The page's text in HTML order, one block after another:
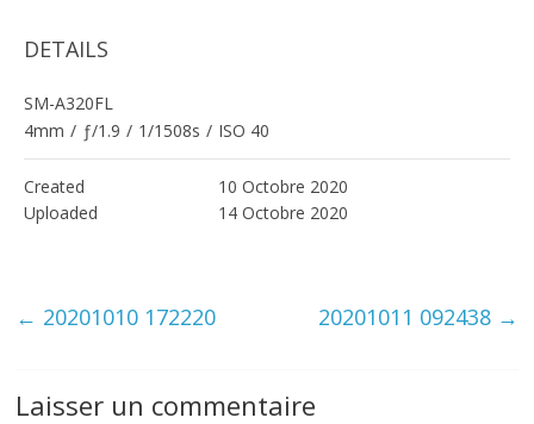
DETAILS
SM-A320FL
4mm / ƒ/1.9 / 1/1508s / ISO 40
Created
10 Octobre 2020
Uploaded
14 Octobre 2020
← 20201010 172220 20201011 092438 →
Laisser un commentaire